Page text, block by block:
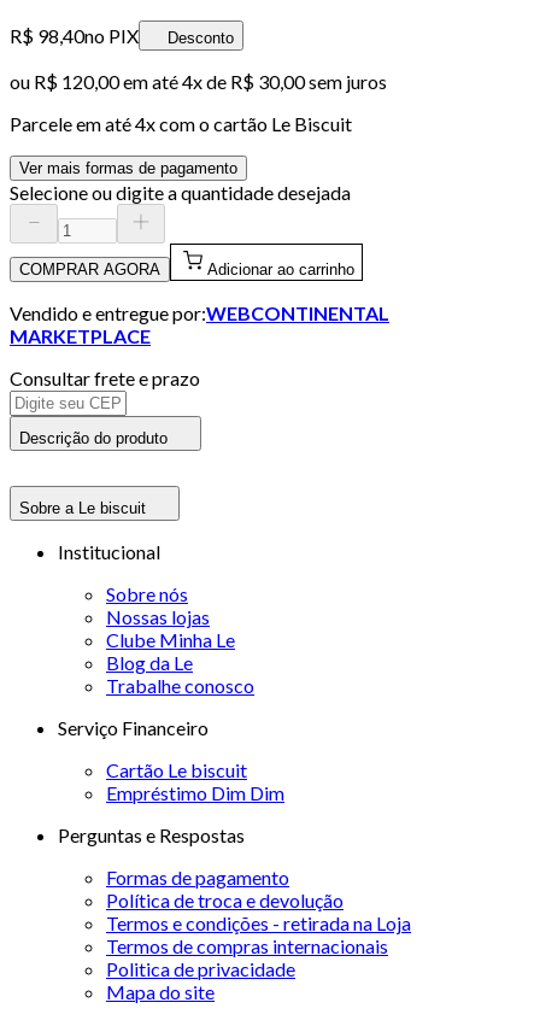
R$ 98,40no PIX Desconto
ou R$ 120,00em até4x de R$ 30,00 sem juros
Parcele em até4x com o cartão Le Biscuit
Ver mais formas de pagamento
Selecione ou digite a quantidade desejada
COMPRAR AGORA Adicionar ao carrinho
Vendido e entregue por:WEBCONTINENTAL
MARKETPLACE
Consultar frete e prazo
Descrição do produto
Sobre a Le biscuit
Institucional
Sobre nós
Nossas lojas
Clube Minha Le
Blog da Le
Trabalhe conosco
Serviço Financeiro
Cartão Le biscuit
Empréstimo Dim Dim
Perguntas e Respostas
Formas de pagamento
Política de troca e devolução
Termos e condições - retirada na Loja
Termos de compras internacionais
Politica de privacidade
Mapa do site